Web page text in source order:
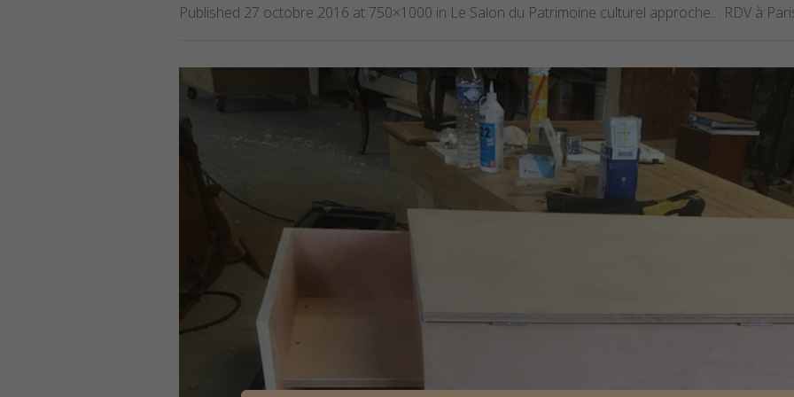
Published 27 octobre 2016 at 750×1000 in Le Salon du Patrimoine culturel approche… RDV à